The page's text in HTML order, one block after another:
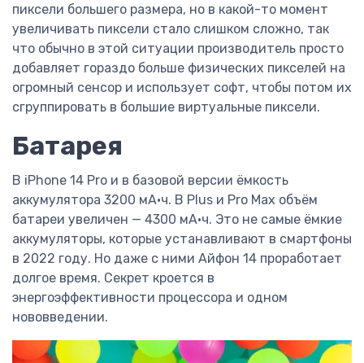
пиксели большего размера, но в какой-то момент
увеличивать пиксели стало слишком сложно, так
что обычно в этой ситуации производитель просто
добавляет гораздо больше физических пикселей на
огромный сенсор и использует софт, чтобы потом их
сгруппировать в большие виртуальные пиксели.
Батарея
В iPhone 14 Pro и в базовой версии ёмкость
аккумулятора 3200 мА·ч. В Plus и Pro Max объём
батареи увеличен — 4300 мА·ч. Это не самые ёмкие
аккумуляторы, которые устанавливают в смартфоны
в 2022 году. Но даже с ними Айфон 14 проработает
долгое время. Секрет кроется в
энергоэффективности процессора и одном
нововведении.